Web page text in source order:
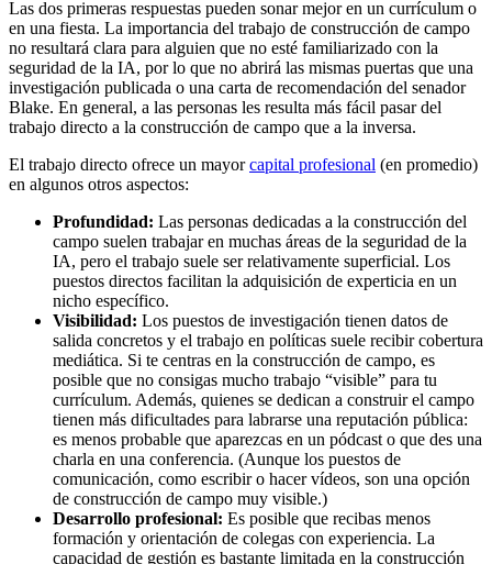
Las dos primeras respuestas pueden sonar mejor en un currículum o
en una fiesta. La importancia del trabajo de construcción de campo
no resultará clara para alguien que no esté familiarizado con la
seguridad de la IA, por lo que no abrirá las mismas puertas que una
investigación publicada o una carta de recomendación del senador
Blake. En general, a las personas les resulta más fácil pasar del
trabajo directo a la construcción de campo que a la inversa.
El trabajo directo ofrece un mayorcapital profesional (en promedio)
en algunos otros aspectos:
Profundidad: Las personas dedicadas a la construcción del
campo suelen trabajar en muchas áreas de la seguridad de la
IA, pero el trabajo suele ser relativamente superficial. Los
puestos directos facilitan la adquisición de experticia en un
nicho específico.
Visibilidad: Los puestos de investigación tienen datos de
salida concretos y el trabajo en políticas suele recibir cobertura
mediática. Si te centras en la construcción de campo, es
posible que no consigas mucho trabajo “visible” para tu
currículum. Además, quienes se dedican a construir el campo
tienen más dificultades para labrarse una reputación pública:
es menos probable que aparezcas en un pódcast o que des una
charla en una conferencia. (Aunque los puestos de
comunicación, como escribir o hacer vídeos, son una opción
de construcción de campo muy visible.)
Desarrollo profesional: Es posible que recibas menos
formación y orientación de colegas con experiencia. La
capacidad de gestión es bastante limitada en la construcción